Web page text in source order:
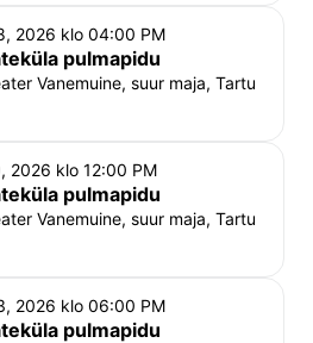
2026 klo 04:00 PM
pulmapidu
Vanemuine, suur maja, Tartu
2026 klo 12:00 PM
pulmapidu
Vanemuine, suur maja, Tartu
2026 klo 06:00 PM
pulmapidu